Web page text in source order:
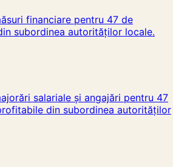
financiare pentru 47 de
subordinea autorităților locale.
salariale și angajări pentru 47
din subordinea autorităților